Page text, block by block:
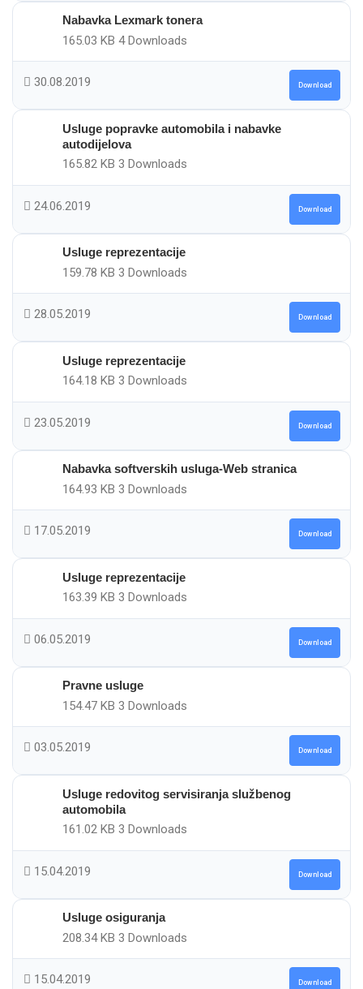
Nabavka Lexmark tonera
165.03 KB 4 Downloads
30.08.2019 Download
Usluge popravke automobila i nabavke
autodijelova
165.82 KB 3 Downloads
24.06.2019 Download
Usluge reprezentacije
159.78 KB 3 Downloads
28.05.2019 Download
Usluge reprezentacije
164.18 KB 3 Downloads
23.05.2019 Download
Nabavka softverskih usluga-Web stranica
164.93 KB 3 Downloads
17.05.2019 Download
Usluge reprezentacije
163.39 KB 3 Downloads
06.05.2019 Download
Pravne usluge
154.47 KB 3 Downloads
03.05.2019 Download
Usluge redovitog servisiranja službenog
automobila
161.02 KB 3 Downloads
15.04.2019 Download
Usluge osiguranja
208.34 KB 3 Downloads
15.04.2019 Download